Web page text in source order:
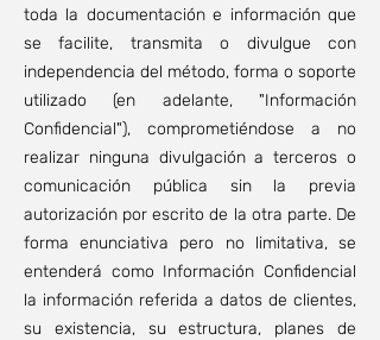
toda la documentación e información que
se facilite, transmita o divulgue con
independencia del método, forma o soporte
utilizado (en adelante, "Información
Confidencial"), comprometiéndose a no
realizar ninguna divulgación a terceros o
comunicación pública sin la previa
autorización por escrito de la otra parte. De
forma enunciativa pero no limitativa, se
entenderá como Información Confidencial
la información referida a datos de clientes,
su existencia, su estructura, planes de